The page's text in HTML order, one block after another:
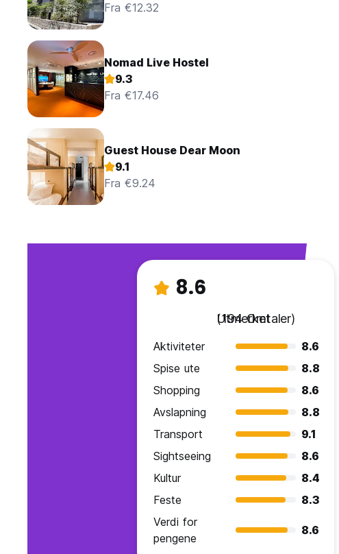
Fra €12.32
Nomad Live Hostel
9.3
Fra €17.46
Guest House Dear Moon
9.1
Fra €9.24
8.6
Utmerket
(194 Omtaler)
Aktiviteter
8.6
Spise ute
8.8
Shopping
8.6
Avslapning
8.8
Transport
9.1
Sightseeing
8.6
Kultur
8.4
Feste
8.3
Verdi for
pengene
8.6